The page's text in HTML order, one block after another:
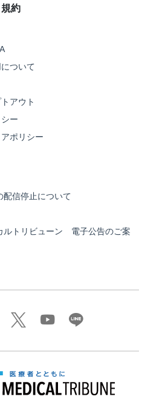
約
ついて
アウト
ー
ポリシー
配信停止について
ルトリビューン 電子公告のご案